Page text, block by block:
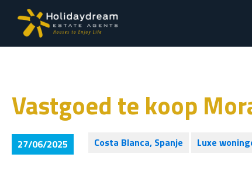
Vastgoed te koop
27/06/2025 Costa Blanca, Spanje Luxe